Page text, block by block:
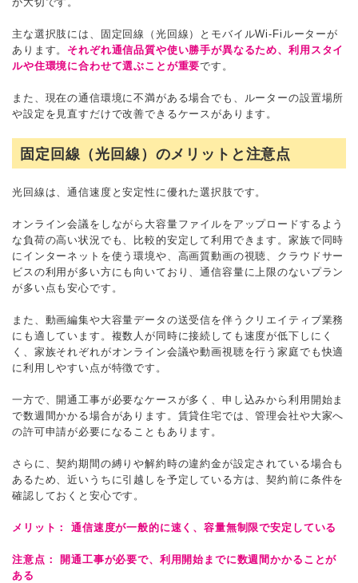
主な選択肢には、固定回線（光回線）とモバイルWi-Fiルーターが
あります。 それぞれ通信品質や使い勝手が異なるため、利用スタイ
ルや住環境に合わせて選ぶことが重要です。
また、現在の通信環境に不満がある場合でも、ルーターの設置場所
や設定を見直すだけで改善できるケースがあります。
固定回線（光回線）のメリットと注意点
光回線は、通信速度と安定性に優れた選択肢です。
オンライン会議をしながら大容量ファイルをアップロードするよう
な負荷の高い状況でも、比較的安定して利用できます。家族で同時
にインターネットを使う環境や、高画質動画の視聴、クラウドサー
ビスの利用が多い方にも向いており、通信容量に上限のないプラン
が多い点も安心です。
また、動画編集や大容量データの送受信を伴うクリエイティブ業務
にも適しています。複数人が同時に接続しても速度が低下しにく
く、家族それぞれがオンライン会議や動画視聴を行う家庭でも快適
に利用しやすい点が特徴です。
一方で、開通工事が必要なケースが多く、申し込みから利用開始ま
で数週間かかる場合があります。賃貸住宅では、管理会社や大家へ
の許可申請が必要になることもあります。
さらに、契約期間の縛りや解約時の違約金が設定されている場合も
あるため、近いうちに引越しを予定している方は、契約前に条件を
確認しておくと安心です。
メリット： 通信速度が一般的に速く、容量無制限で安定している
注意点： 開通工事が必要で、利用開始までに数週間かかることが
ある